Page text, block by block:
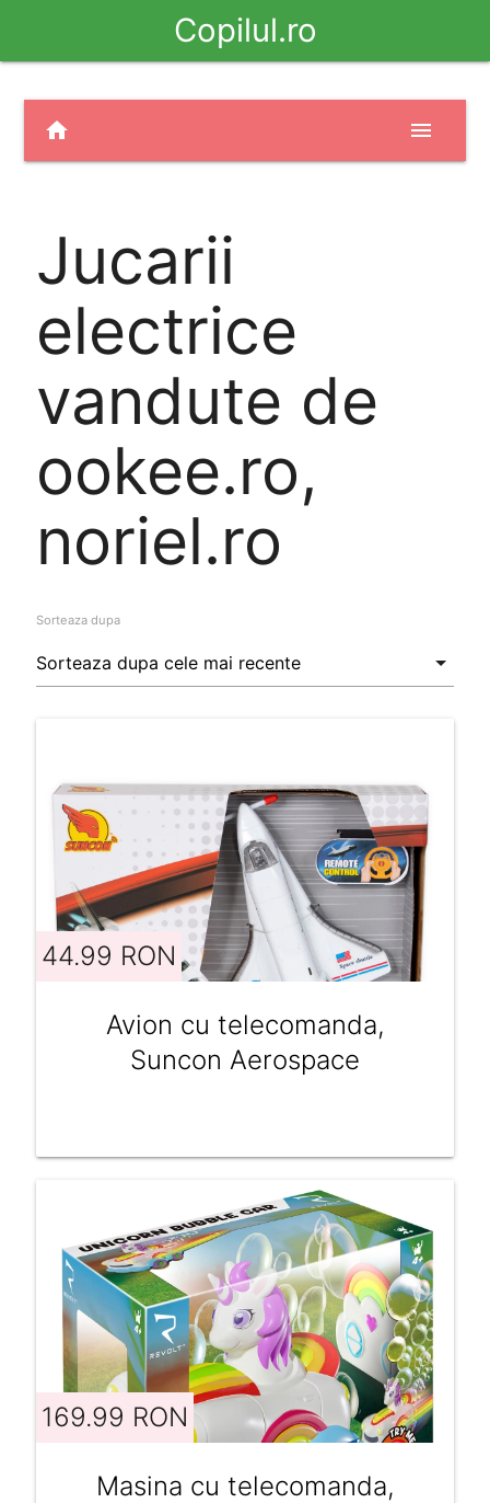
Copilul.ro
home menu
Jucarii
electrice
vandute de
ookee.ro,
noriel.ro
Sorteaza dupa
44.99 RON
Avion cu telecomanda,
Suncon Aerospace
169.99 RON
Masina cu telecomanda,